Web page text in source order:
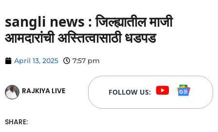
sangli news : जिल्ह्यातील माजी
आमदारांची अस्तित्वासाठी धडपड
April 13, 2025 7:57 pm
RAJKIYA LIVE FOLLOW US:
SHARE: